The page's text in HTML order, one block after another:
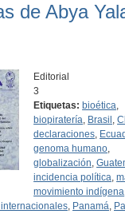
de Abya
Editorial
3
Etiquetas: bioética,
biopiratería, Brasil ,
declaraciones,
genoma humano,
globalización,
incidencia política,
movimiento indígena
, Panamá,